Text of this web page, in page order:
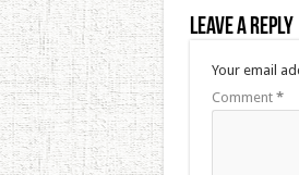
Leave a Reply
Your email
Comment *